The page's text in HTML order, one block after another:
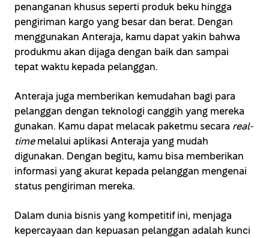
penanganan khusus seperti produk beku hingga
pengiriman kargo yang besar dan berat. Dengan
menggunakan Anteraja, kamu dapat yakin bahwa
produkmu akan dijaga dengan baik dan sampai
tepat waktu kepada pelanggan.
Anteraja juga memberikan kemudahan bagi para
pelanggan dengan teknologi canggih yang mereka
gunakan. Kamu dapat melacak paketmu secara real-
timemelalui aplikasi Anteraja yang mudah
digunakan. Dengan begitu, kamu bisa memberikan
informasi yang akurat kepada pelanggan mengenai
status pengiriman mereka.
Dalam dunia bisnis yang kompetitif ini, menjaga
kepercayaan dan kepuasan pelanggan adalah kunci